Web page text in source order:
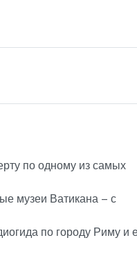
по одному из самых
музеи Ватикана – с
по городу Риму и